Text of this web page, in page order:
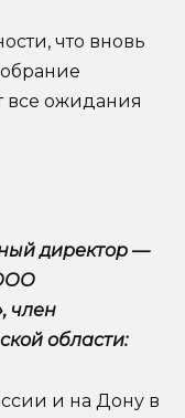
что вновь
все ожидания
директор —
член
области:
и на Дону в